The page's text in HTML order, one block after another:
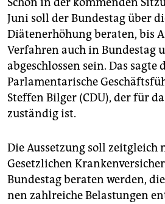
Schon in der kommenden
Juni soll der Bundestag über
Diätenerhöhung beraten, bis
Verfahren auch in Bundestag
abgeschlossen sein. Das sagte
Parlamentarische
Steffen Bilger (CDU), der für
zuständig ist.
Die Aussetzung soll zeitgleich
Gesetzlichen
Bundestag beraten werden,
nen zahlreiche Belastungen